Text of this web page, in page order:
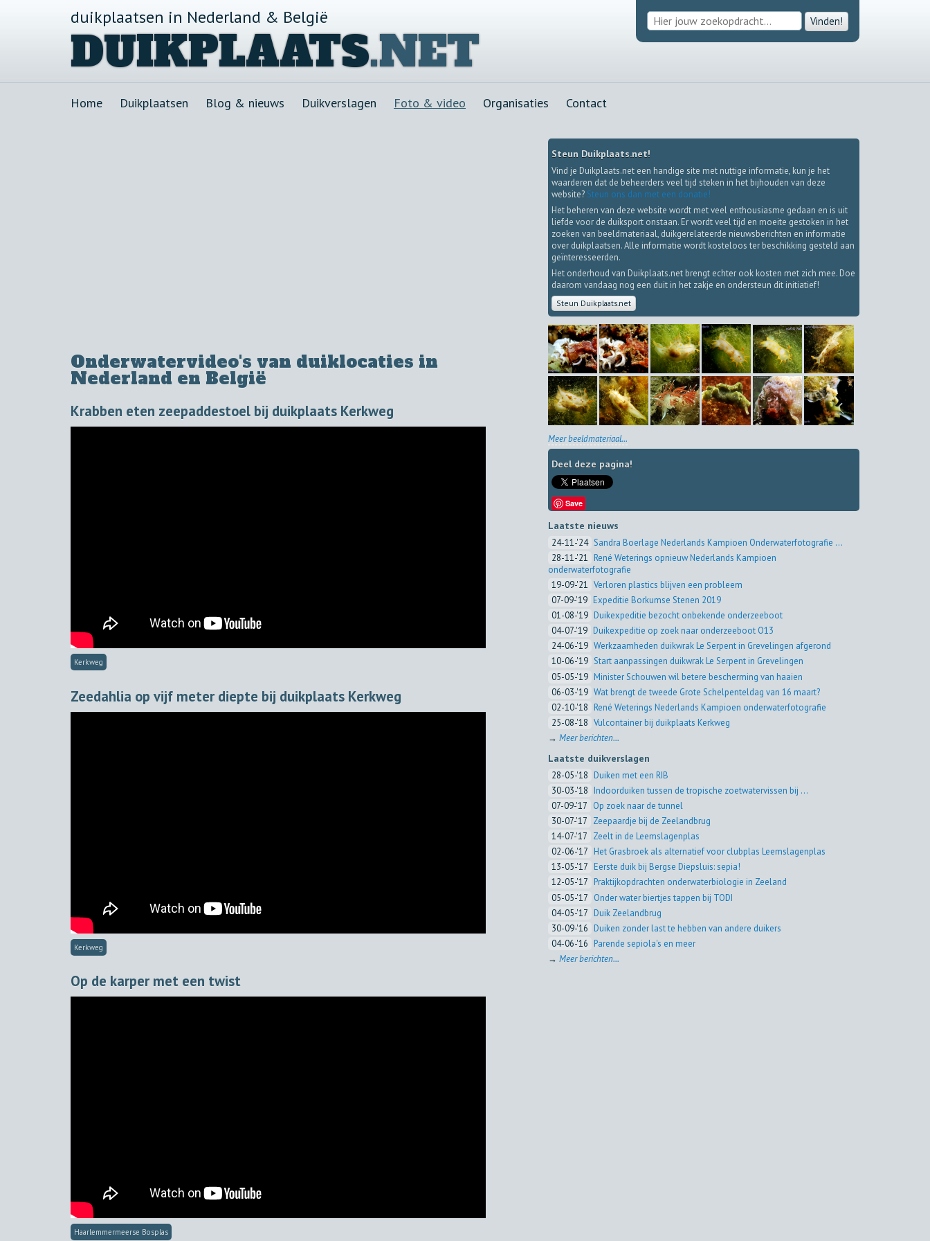
Vinden!
duikplaatsen in Nederland & België
DUIKPLAATS.NET
Home Duikplaatsen Blog & nieuws Duikverslagen Foto & video Organisaties Contact
Onderwatervideo's van duiklocaties in
Nederland en België
Krabben eten zeepaddestoel bij duikplaats Kerkweg
Kerkweg
Zeedahlia op vijf meter diepte bij duikplaats Kerkweg
Kerkweg
Op de karper met een twist
Haarlemmermeerse Bosplas
Steun Duikplaats.net!
Vind je Duikplaats.net een handige site met nuttige informatie, kun je het
waarderen dat de beheerders veel tijd steken in het bijhouden van deze
website? Steun ons dan met een donatie!
Het beheren van deze website wordt met veel enthousiasme gedaan en is uit
liefde voor de duiksport onstaan. Er wordt veel tijd en moeite gestoken in het
zoeken van beeldmateriaal, duikgerelateerde nieuwsberichten en informatie
over duikplaatsen. Alle informatie wordt kosteloos ter beschikking gesteld aan
geïnteresseerden.
Het onderhoud van Duikplaats.net brengt echter ook kosten met zich mee. Doe
daarom vandaag nog een duit in het zakje en ondersteun dit initiatief!
Steun Duikplaats.net
Meer beeldmateriaal...
Deel deze pagina!
Save
Laatste nieuws
24-11-'24 Sandra Boerlage Nederlands Kampioen Onderwaterfotografie ...
28-11-'21 René Weterings opnieuw Nederlands Kampioen
onderwaterfotografie
19-09-'21 Verloren plastics blijven een probleem
07-09-'19 Expeditie Borkumse Stenen 2019
01-08-'19 Duikexpeditie bezocht onbekende onderzeeboot
04-07-'19 Duikexpeditie op zoek naar onderzeeboot O13
24-06-'19 Werkzaamheden duikwrak Le Serpent in Grevelingen afgerond
10-06-'19 Start aanpassingen duikwrak Le Serpent in Grevelingen
05-05-'19 Minister Schouwen wil betere bescherming van haaien
06-03-'19 Wat brengt de tweede Grote Schelpenteldag van 16 maart?
02-10-'18 René Weterings Nederlands Kampioen onderwaterfotografie
25-08-'18 Vulcontainer bij duikplaats Kerkweg
→Meer berichten...
Laatste duikverslagen
28-05-'18 Duiken met een RIB
30-03-'18 Indoorduiken tussen de tropische zoetwatervissen bij ...
07-09-'17 Op zoek naar de tunnel
30-07-'17 Zeepaardje bij de Zeelandbrug
14-07-'17 Zeelt in de Leemslagenplas
02-06-'17 Het Grasbroek als alternatief voor clubplas Leemslagenplas
13-05-'17 Eerste duik bij Bergse Diepsluis: sepia!
12-05-'17 Praktijkopdrachten onderwaterbiologie in Zeeland
05-05-'17 Onder water biertjes tappen bij TODI
04-05-'17 Duik Zeelandbrug
30-09-'16 Duiken zonder last te hebben van andere duikers
04-06-'16 Parende sepiola's en meer
→Meer berichten...